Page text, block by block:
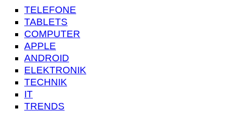
TELEFONE
TABLETS
COMPUTER
APPLE
ANDROID
ELEKTRONIK
TECHNIK
IT
TRENDS